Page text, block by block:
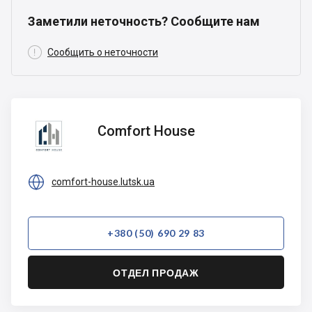
Заметили неточность? Сообщите нам
 Сообщить о неточности
Comfort
House
Comfort House
 comfort-house.lutsk.ua
+380 (50) 690 29 83
ОТДЕЛ ПРОДАЖ